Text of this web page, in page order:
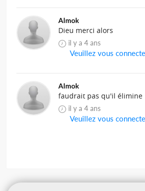
Almok
Dieu merci alors
il y a 4 ans
Veuillez vous
Almok
faudrait pas qu'il élimine
il y a 4 ans
Veuillez vous